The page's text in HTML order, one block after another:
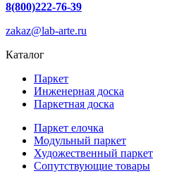
8(800)222-76-39
zakaz@lab-arte.ru
Каталог
Паркет
Инженерная доска
Паркетная доска
Паркет елочка
Модульный паркет
Художественный паркет
Сопутствующие товары